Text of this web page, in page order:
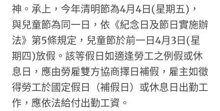
神。承上，今年清明節為4月4日(星期五)，
與兒童節為同一日，依《紀念日及節日實施辦
法》第5條規定，兒童節於前一日4月3日(星
期四)放假。該等假日如適逢勞工之例假或休
息日，應由勞雇雙方協商擇日補假，雇主如徵
得勞工於國定假日（補假日）或休息日出勤工
作，應依法給付出勤工資。